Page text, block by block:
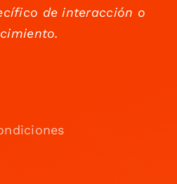
de interacción o